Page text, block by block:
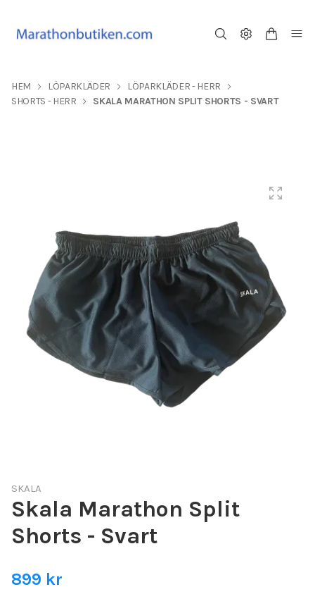
HEM LÖPARKLÄDER
LÖPARKLÄDER - HERR
SHORTS - HERR
SKALA MARATHON SPLIT SHORTS - SVART
SKALA
Skala Marathon Split
Shorts - Svart
899 kr